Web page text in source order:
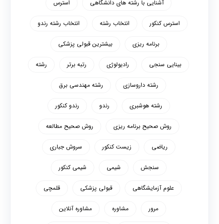
آشنایی با رشته های دانشگاهی استرس
استرس کنکور انتخاب رشته انتخاب رشته رندو
برنامه ریزی بیشترین قبولی پزشکی
بینایی سنجی رادیولوژی رتبه برتر رشته
رشته داروسازی رشته مهندسی برق
رشته هوشبری رندو رندو کنکور
روش صحیح برنامه ریزی روش صحیح مطالعه
ریاضی زیست کنکور سروش جباری
سنجش شیمی شیمی کنکور
علوم آزمایشگاهی قبولی پزشکی قلمچی
مرور مشاوره مشاوره آنلاین